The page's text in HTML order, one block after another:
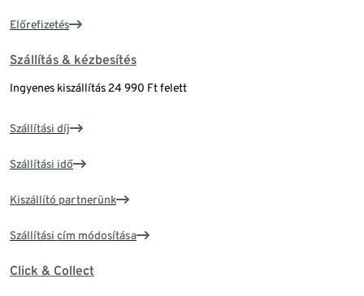
Előrefizetés
Szállítás & kézbesítés
Ingyenes kiszállítás 24 990 Ft felett
Szállítási díj
Szállítási idő
Kiszállító partnerünk
Szállítási cím módosítása
Click & Collect